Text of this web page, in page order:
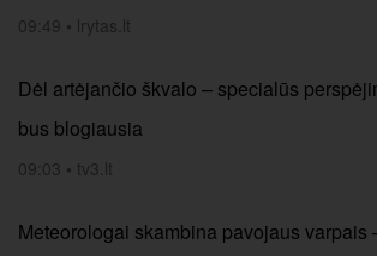
09:49 • lrytas.lt
Dėl artėjančio škvalo – specialūs
bus blogiausia
09:03 • tv3.lt
Meteorologai skambina pavojaus varpais